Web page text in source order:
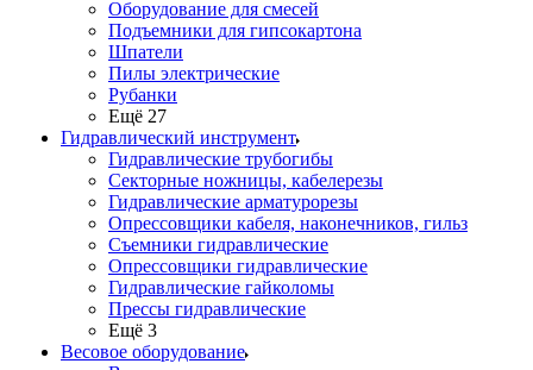
Оборудование для смесей
Подъемники для гипсокартона
Шпатели
Пилы электрические
Рубанки
Ещё 27
Гидравлический инструмент
Гидравлические трубогибы
Секторные ножницы, кабелерезы
Гидравлические арматурорезы
Опрессовщики кабеля, наконечников, гильз
Съемники гидравлические
Опрессовщики гидравлические
Гидравлические гайколомы
Прессы гидравлические
Ещё 3
Весовое оборудование